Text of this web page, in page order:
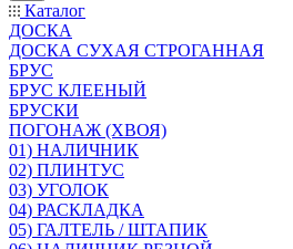
Каталог
ДОСКА
ДОСКА СУХАЯ СТРОГАННАЯ
БРУС
БРУС КЛЕЕНЫЙ
БРУСКИ
ПОГОНАЖ (ХВОЯ)
01) НАЛИЧНИК
02) ПЛИНТУС
03) УГОЛОК
04) РАСКЛАДКА
05) ГАЛТЕЛЬ / ШТАПИК